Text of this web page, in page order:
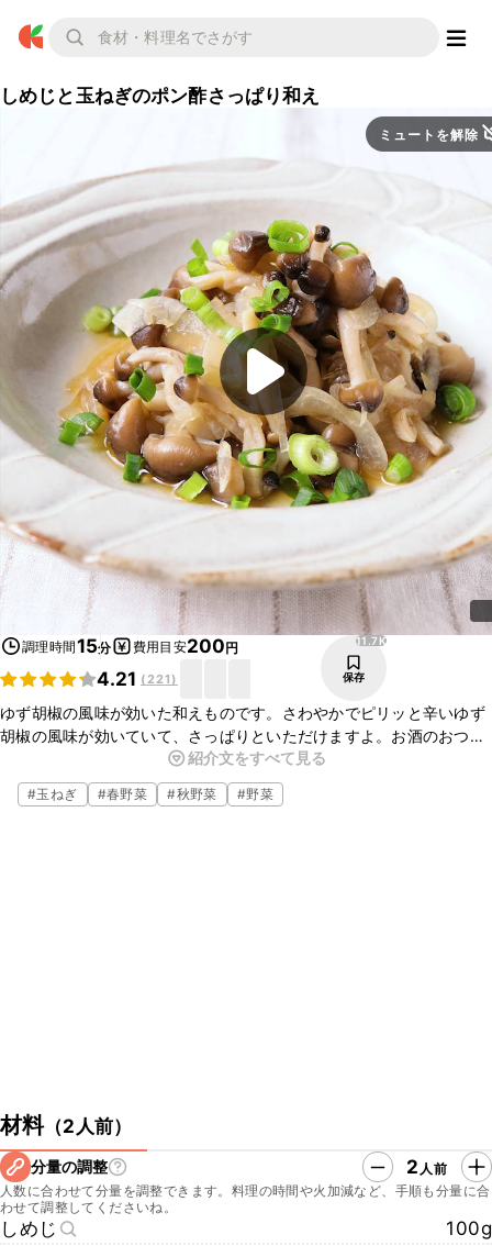
しめじと玉ねぎのポン酢さっぱり和え
ミュートを解除
調理時間15分 費用目安200円
4.21 (221)
11.7K
保存
ゆず胡椒の風味が効いた和えものです。さわやかでピリッと辛いゆず
胡椒の風味が効いていて、さっぱりといただけますよ。お酒のおつま
みにもぴったりなので、ぜひお試しくださいね。
紹介文をすべて見る
#玉ねぎ #春野菜 #秋野菜 #野菜
材料（2人前）
分量の調整 2 人前
人数に合わせて分量を調整できます。料理の時間や火加減など、手順も分量に合
わせて調整してくださいね。
しめじ
100g